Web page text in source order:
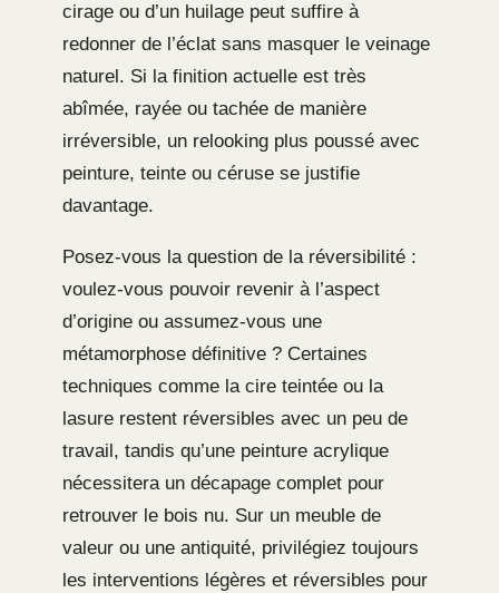
cirage ou d’un huilage peut suffire à
redonner de l’éclat sans masquer le veinage
naturel. Si la finition actuelle est très
abîmée, rayée ou tachée de manière
irréversible, un relooking plus poussé avec
peinture, teinte ou céruse se justifie
davantage.
Posez-vous la question de la réversibilité :
voulez-vous pouvoir revenir à l’aspect
d’origine ou assumez-vous une
métamorphose définitive ? Certaines
techniques comme la cire teintée ou la
lasure restent réversibles avec un peu de
travail, tandis qu’une peinture acrylique
nécessitera un décapage complet pour
retrouver le bois nu. Sur un meuble de
valeur ou une antiquité, privilégiez toujours
les interventions légères et réversibles pour